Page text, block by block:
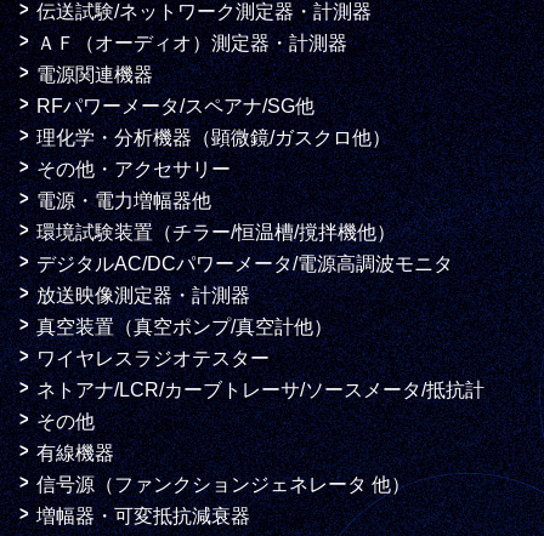
伝送試験/ネットワーク測定器・計測器
ＡＦ（オーディオ）測定器・計測器
電源関連機器
RFパワーメータ/スペアナ/SG他
理化学・分析機器（顕微鏡/ガスクロ他）
その他・アクセサリー
電源・電力増幅器他
環境試験装置（チラー/恒温槽/撹拌機他）
デジタルAC/DCパワーメータ/電源高調波モニタ
放送映像測定器・計測器
真空装置（真空ポンプ/真空計他）
ワイヤレスラジオテスター
ネトアナ/LCR/カーブトレーサ/ソースメータ/抵抗計
その他
有線機器
信号源（ファンクションジェネレータ 他）
増幅器・可変抵抗減衰器